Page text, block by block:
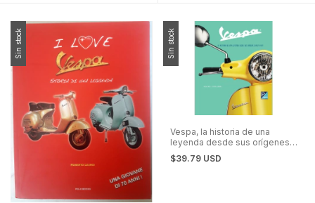
Sin stock Sin stock
Vespa, la historia de una
leyenda desde sus orígenes
hasta hoy
$39.79 USD